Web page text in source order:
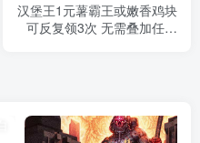
汉堡王1元薯霸王或嫩香鸡块
可反复领3次 无需叠加任意